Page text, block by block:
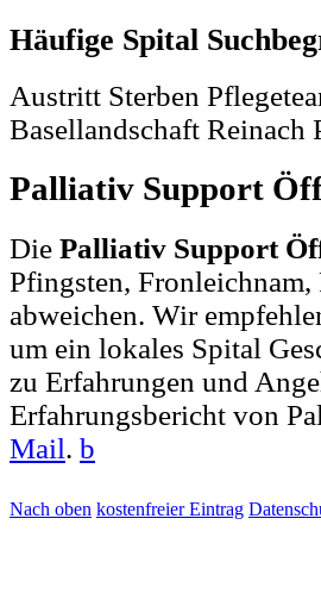
Häufige Spital
Austritt Sterben
Basellandschaft
Palliativ Support
Die Palliativ Support
Pfingsten,
abweichen. Wir
um ein lokales Spital
zu Erfahrungen und
Erfahrungsbericht von
Mail. b
Nach oben kostenfreier Eintrag